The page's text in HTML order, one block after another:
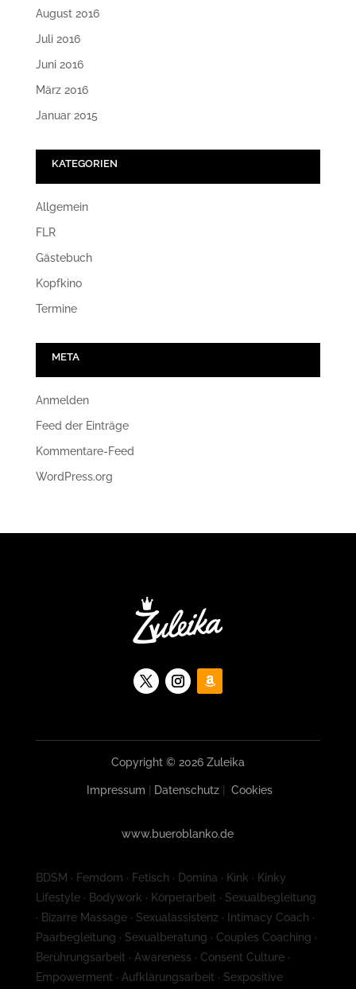
August 2016
Juli 2016
Juni 2016
März 2016
Januar 2015
KATEGORIEN
Allgemein
FLR
Gästebuch
Kopfkino
Termine
META
Anmelden
Feed der Einträge
Kommentare-Feed
WordPress.org
Copyright © 2026 Zuleika
Impressum Datenschutz| Cookies
www.bueroblanko.de
BDSM · Femdom · Fetisch · Domina · Kink · Kinky
Lifestyle · Bodywork · Körperarbeit · Sexualbegleitung
· Bizarre Massage · Sexualassistenz · Intimacy Coach ·
Paarbegleitung · Sexualberatung · Couples Coaching ·
Berührungsarbeit · Awareness · Consent Culture ·
Empowerment · Aufklärungsarbeit · Sexpositive